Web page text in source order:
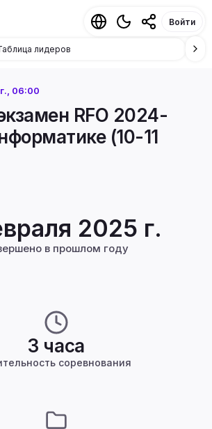
Войти
лидеров
06:00
RFO 2024-
(10-11
2025 г.
в прошлом году
3 часа
соревнования